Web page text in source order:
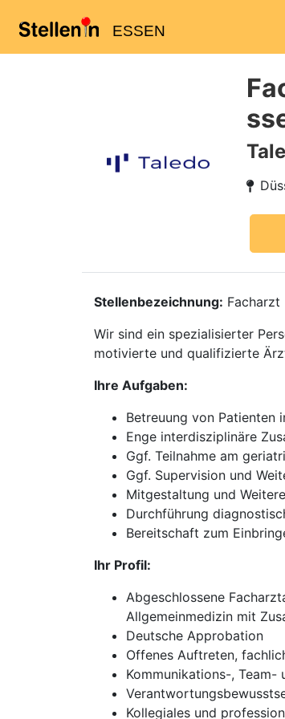
ESSEN
Stellenbezeichnung:
Wir sind ein spezialisierter
motivierte und qualifizierte
Ihre Aufgaben:
Betreuung von Patienten
Enge interdisziplinäre
Ggf. Teilnahme am
Ggf. Supervision und
Mitgestaltung und
Durchführung
Bereitschaft zum
Ihr Profil:
Abgeschlossene
Allgemeinmedizin mit
Deutsche Approbation
Offenes Auftreten,
Kommunikations-,
Kollegiales und